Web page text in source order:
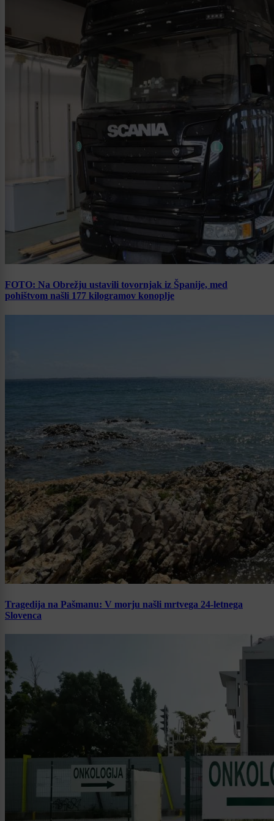
FOTO: Na Obrežju ustavili tovornjak iz Španije, med
pohištvom našli 177 kilogramov konoplje
Tragedija na Pašmanu: V morju našli mrtvega 24-letnega
Slovenca